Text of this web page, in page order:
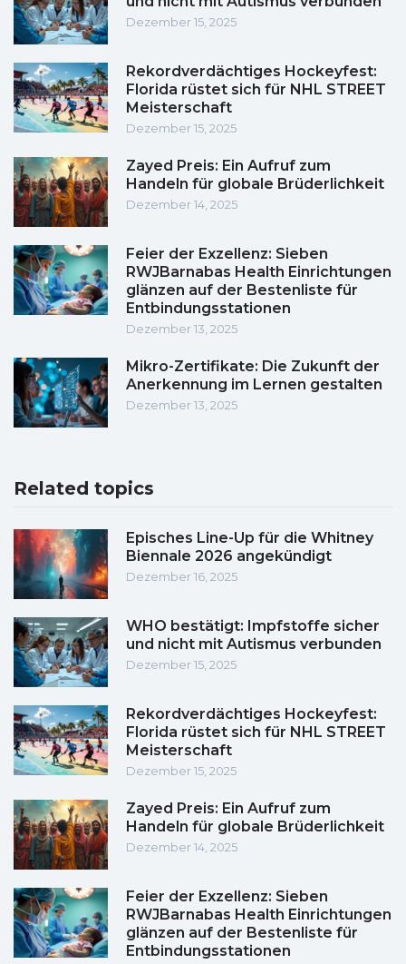
Dezember 15, 2025
Rekordverdächtiges Hockeyfest:
Florida rüstet sich für NHL STREET
Meisterschaft
Dezember 15, 2025
Zayed Preis: Ein Aufruf zum
Handeln für globale Brüderlichkeit
Dezember 14, 2025
Feier der Exzellenz: Sieben
RWJBarnabas Health Einrichtungen
glänzen auf der Bestenliste für
Entbindungsstationen
Dezember 13, 2025
Mikro-Zertifikate: Die Zukunft der
Anerkennung im Lernen gestalten
Dezember 13, 2025
Related topics
Episches Line-Up für die Whitney
Biennale 2026 angekündigt
Dezember 16, 2025
WHO bestätigt: Impfstoffe sicher
und nicht mit Autismus verbunden
Dezember 15, 2025
Rekordverdächtiges Hockeyfest:
Florida rüstet sich für NHL STREET
Meisterschaft
Dezember 15, 2025
Zayed Preis: Ein Aufruf zum
Handeln für globale Brüderlichkeit
Dezember 14, 2025
Feier der Exzellenz: Sieben
RWJBarnabas Health Einrichtungen
glänzen auf der Bestenliste für
Entbindungsstationen